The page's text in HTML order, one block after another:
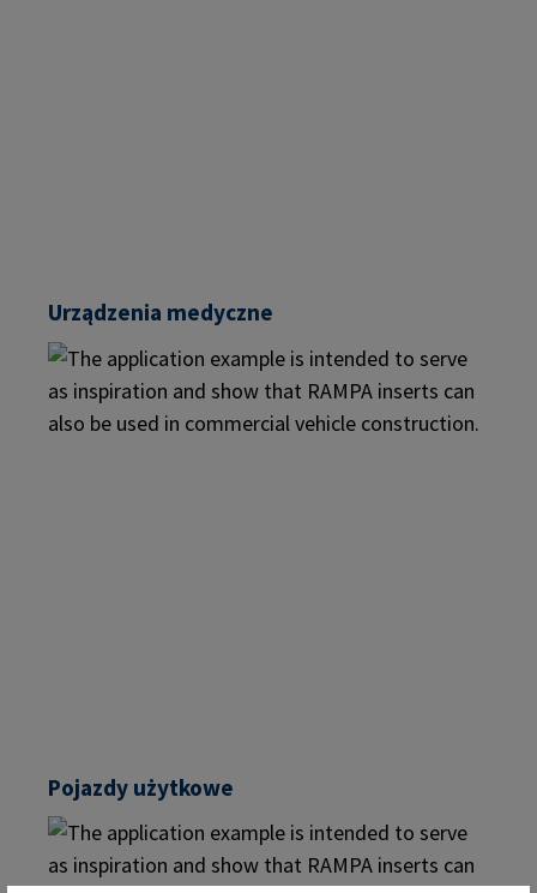
Urządzenia medyczne
Pojazdy użytkowe